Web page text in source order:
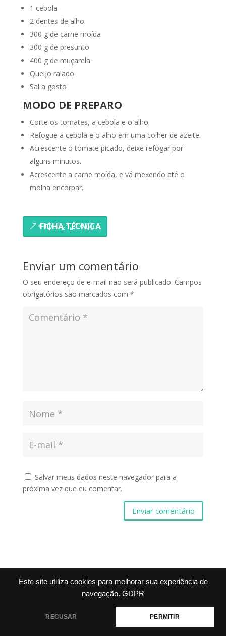
Este site utiliza cookies para melhorar sua experiência de
navegação. GDPR
RECUSAR PERMITIR
1 cebola
2 dentes de alho
300 g de carne moída
300 g de presunto
400 g de muçarela
Queijo ralado
Sal a gosto
MODO DE PREPARO
Corte os tomates, a cebola e o alho.
Refogue a cebola e o alho em uma colher de azeite.
Acrescente o tomate picado, deixe refogar por
alguns minutos.
Acrescente a carne moída, e vá mexendo até o
molha encorpar.
FICHA TÉCNICA
Enviar um comentário
O seu endereço de e-mail não será publicado. Campos
obrigatórios são marcados com *
Salvar meus dados neste navegador para a
próxima vez que eu comentar.
Enviar comentário
Desenvolvido por Netwish
Seal Allergen Free